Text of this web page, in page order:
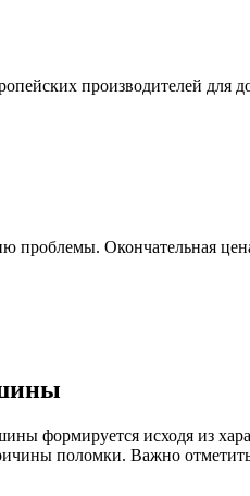
производителей для
проблемы. Окончательная
формируется исходя из
поломки. Важно